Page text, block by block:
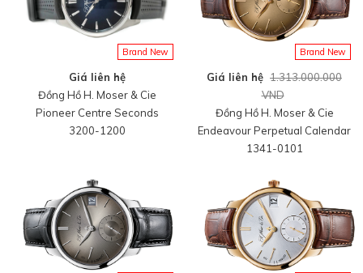
Brand New
Giá liên hệ
Đồng Hồ H. Moser & Cie
Pioneer Centre Seconds
3200-1200
Brand New
Giá liên hệ 1.313.000.000
VND
Đồng Hồ H. Moser & Cie
Endeavour Perpetual Calendar
1341-0101